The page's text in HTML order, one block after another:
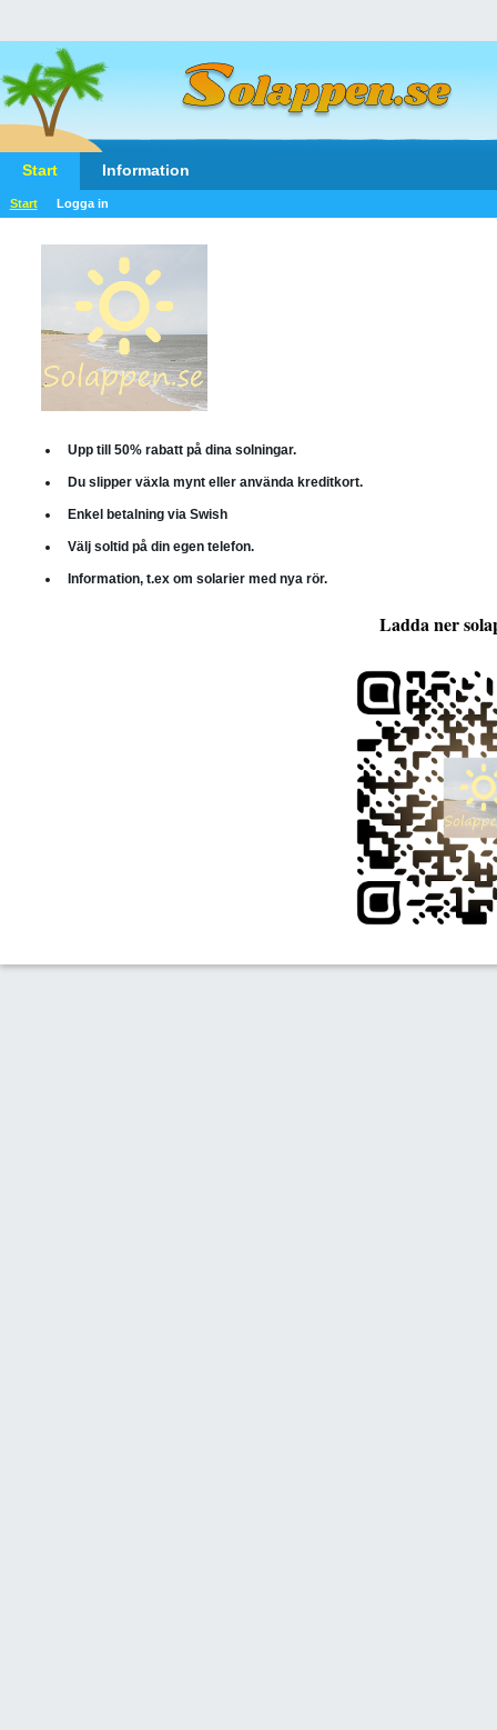
Start Information
Start Logga in
Upp till 50% rabatt på dina solningar.
Du slipper växla mynt eller använda kreditkort.
Enkel betalning via Swish
Välj soltid på din egen telefon.
Information, t.ex om solarier med nya rör.
Ladda ner